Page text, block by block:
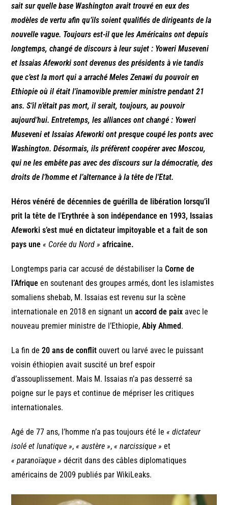
sait sur quelle base Washington avait trouvé en eux des
modèles de vertu afin qu’ils soient qualifiés de dirigeants de la
nouvelle vague. Toujours est-il que les Américains ont depuis
longtemps, changé de discours à leur sujet : Yoweri Museveni
et Issaias Afeworki sont devenus des présidents à vie tandis
que c’est la mort qui a arraché Meles Zenawi du pouvoir en
Ethiopie où il était l’inamovible premier ministre pendant 21
ans. S’il n’était pas mort, il serait, toujours, au pouvoir
aujourd’hui. Entretemps, les alliances ont changé : Yoweri
Museveni et Issaias Afeworki ont presque coupé les ponts avec
Washington. Désormais, ils préfèrent coopérer avec Moscou,
qui ne les embête pas avec des discours sur la démocratie, des
droits de l’homme et l’alternance à la tête de l’Etat.
Héros vénéré de décennies de guérilla de libération lorsqu’il
prit la tête de l’Erythrée à son indépendance en 1993, Issaias
Afeworki s’est mué en dictateur impitoyable et a fait de son
pays une« Corée du Nord » africaine.
Longtemps paria car accusé de déstabiliser laCorne de
l’Afrique en soutenant des groupes armés, dont les islamistes
somaliens shebab, M. Issaias est revenu sur la scène
internationale en 2018 en signant unaccord de paix avec le
nouveau premier ministre de l’Ethiopie,Abiy Ahmed.
La fin de20 ans de conflit ouvert ou larvé avec le puissant
voisin éthiopien avait suscité un bref espoir
d’assouplissement. Mais M. Issaias n’a pas desserré sa
poigne sur le pays et continue de mépriser les critiques
internationales.
Agé de 77 ans, l’homme n’a pas toujours été le« dictateur
isolé et lunatique »,« austère »,« narcissique » et
« paranoïaque » décrit dans des câbles diplomatiques
américains de 2009 publiés par WikiLeaks.